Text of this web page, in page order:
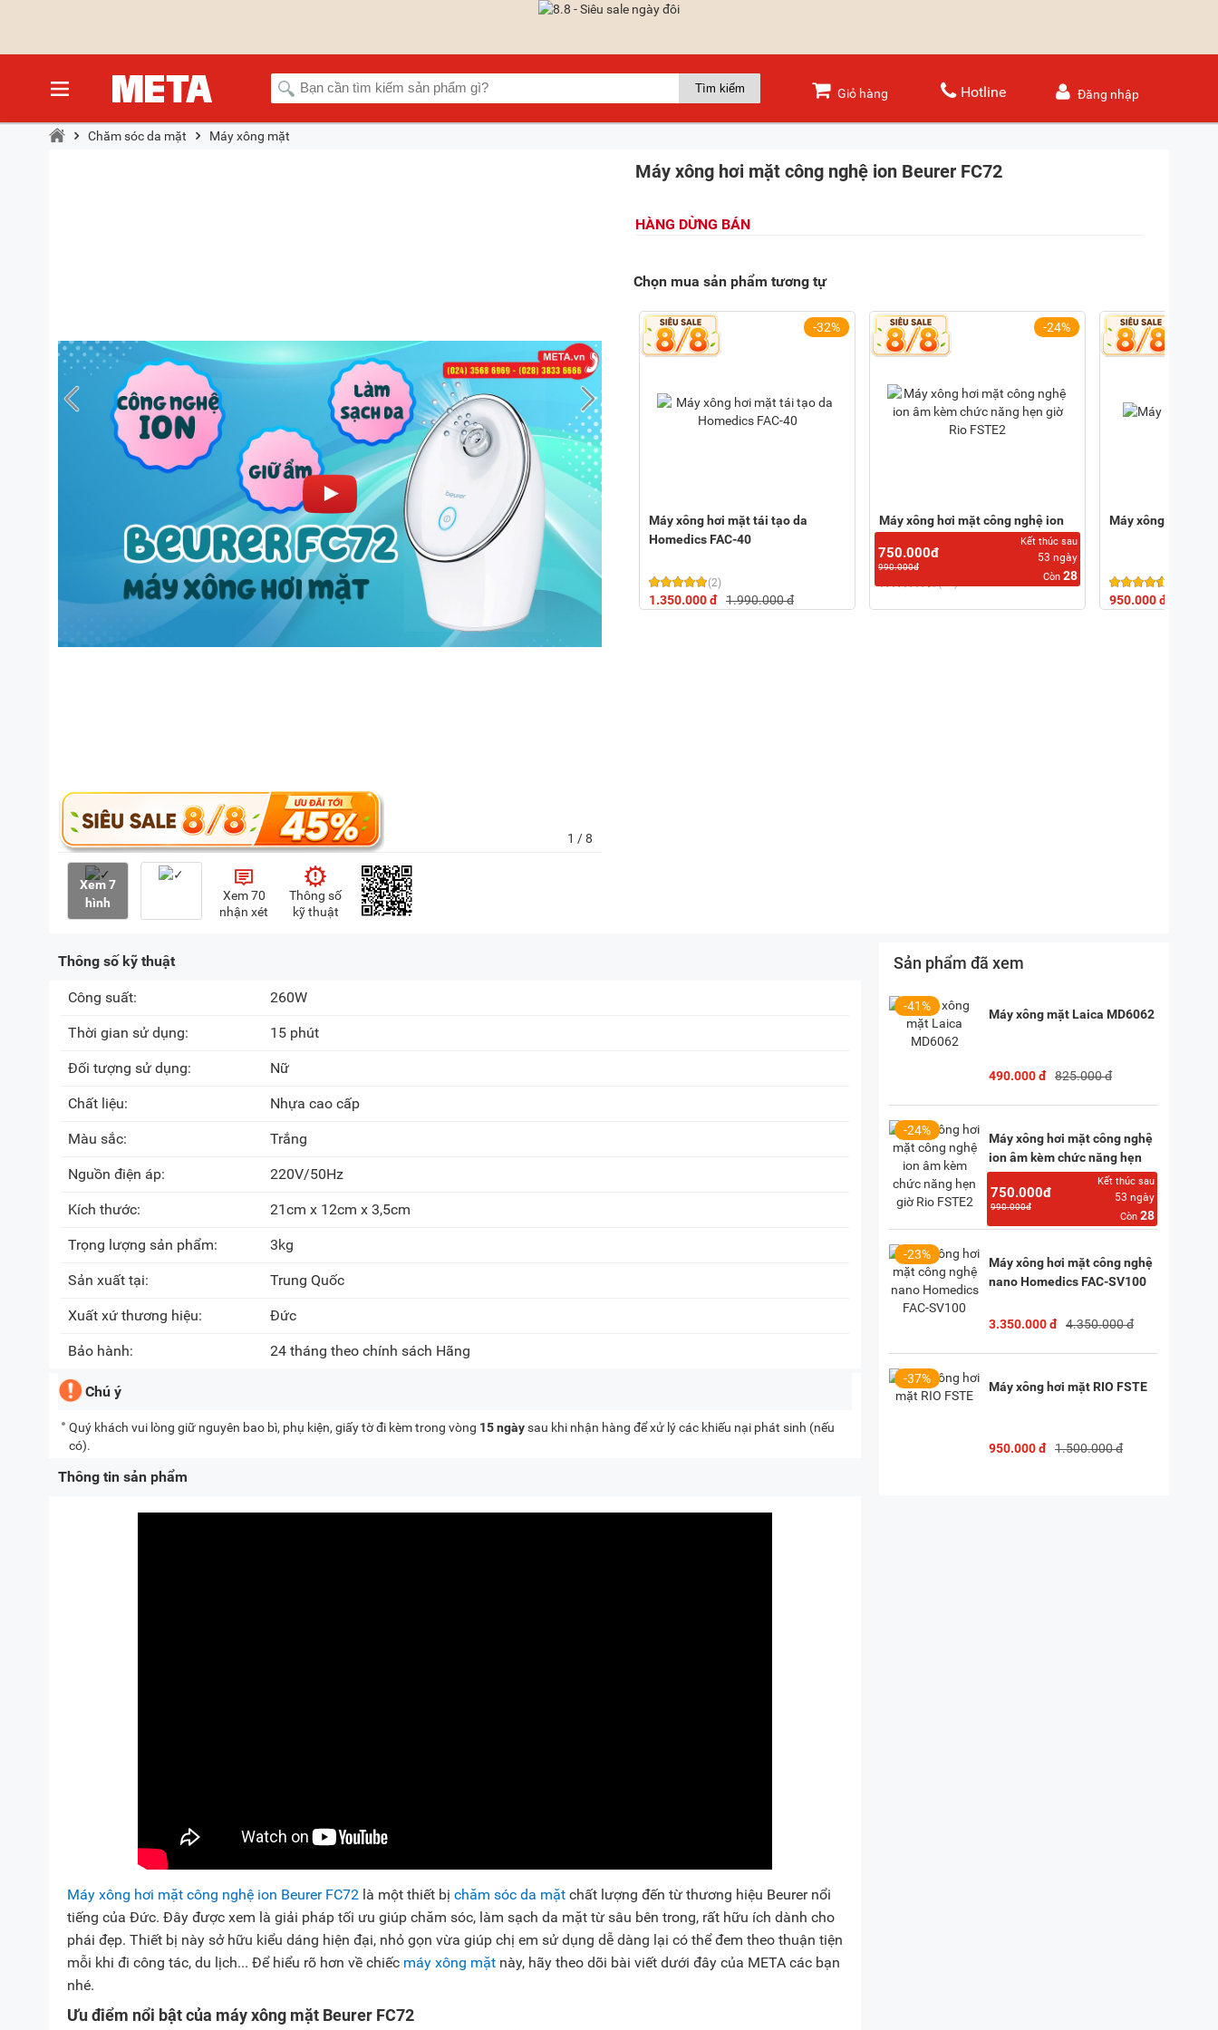
Giỏ hàng Hotline Đăng nhập
Chăm sóc da mặt Máy xông mặt
1 / 8
Xem 7
hình
Xem 70
nhận xét
Thông số
kỹ thuật
Máy xông hơi mặt công nghệ ion Beurer FC72
HÀNG DỪNG BÁN
Chọn mua sản phẩm tương tự
-32%
Máy xông hơi mặt tái tạo da
Homedics FAC-40
(2)
1.350.000 đ 1.990.000 đ
-24%
Máy xông hơi mặt công nghệ ion
âm kèm chức năng hẹn giờ Rio
FSTE2
750.000đ
990.000đ
Kết thúc sau
53 ngày
Còn 28
Máy xông hơi mặt
950.000 đ
Thông số kỹ thuật
Công suất: 260W
Thời gian sử dụng: 15 phút
Đối tượng sử dụng: Nữ
Chất liệu: Nhựa cao cấp
Màu sắc: Trắng
Nguồn điện áp: 220V/50Hz
Kích thước: 21cm x 12cm x 3,5cm
Trọng lượng sản phẩm: 3kg
Sản xuất tại: Trung Quốc
Xuất xứ thương hiệu: Đức
Bảo hành: 24 tháng theo chính sách Hãng
Chú ý
Quý khách vui lòng giữ nguyên bao bì, phụ kiện, giấy tờ đi kèm trong vòng 15 ngàysau khi nhận hàng để xử lý các khiếu nại phát sinh (nếu
có).
Thông tin sản phẩm
Máy xông hơi mặt công nghệ ion Beurer FC72 là một thiết bị chăm sóc da mặt chất lượng đến từ thương hiệu Beurer nổi
tiếng của Đức. Đây được xem là giải pháp tối ưu giúp chăm sóc, làm sạch da mặt từ sâu bên trong, rất hữu ích dành cho
phái đẹp. Thiết bị này sở hữu kiểu dáng hiện đại, nhỏ gọn vừa giúp chị em sử dụng dễ dàng lại có thể đem theo thuận tiện
mỗi khi đi công tác, du lịch... Để hiểu rõ hơn về chiếc máy xông mặt này, hãy theo dõi bài viết dưới đây của META các bạn
nhé.
Ưu điểm nổi bật của máy xông mặt Beurer FC72
Sản phẩm đã xem
-41%
Máy xông mặt Laica MD6062
490.000 đ 825.000 đ
-24%
Máy xông hơi mặt công nghệ
ion âm kèm chức năng hẹn
giờ Rio FSTE2
750.000đ
990.000đ
Kết thúc sau
53 ngày
Còn 28
-23%
Máy xông hơi mặt công nghệ
nano Homedics FAC-SV100
3.350.000 đ 4.350.000 đ
-37%
Máy xông hơi mặt RIO FSTE
950.000 đ 1.500.000 đ